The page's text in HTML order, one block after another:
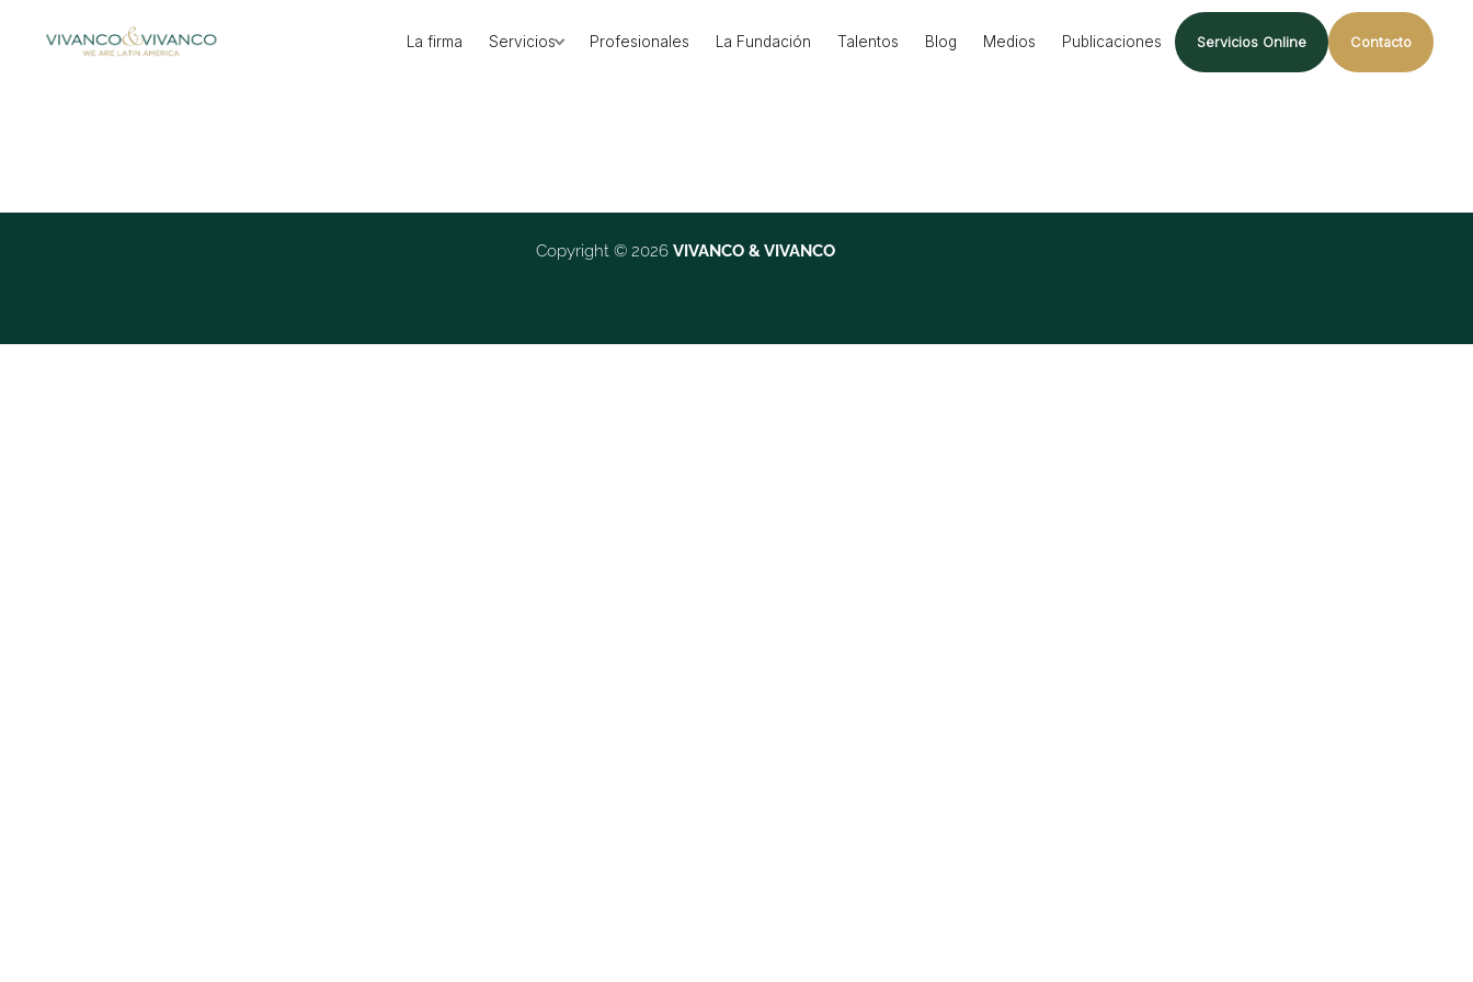
La firma Servicios Profesionales La Fundación Talentos Blog Medios Publicaciones Servicios Online Contacto
Copyright © 2026 VIVANCO & VIVANCO